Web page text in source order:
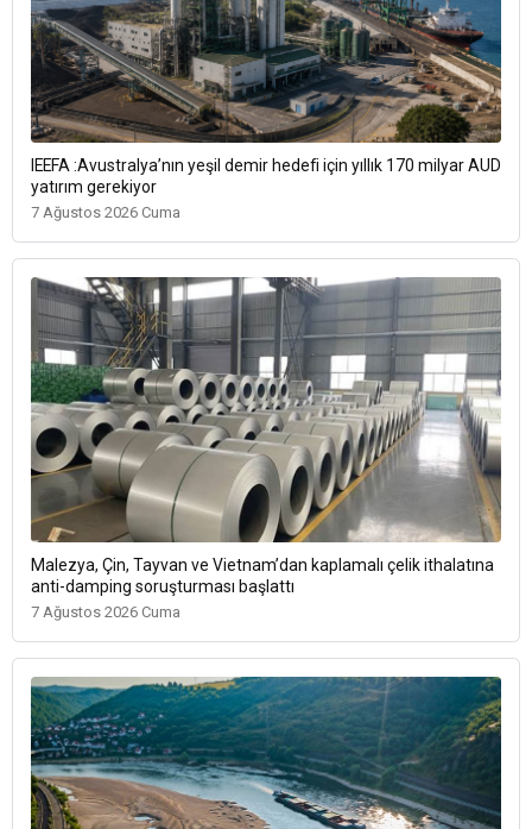
IEEFA :Avustralya’nın yeşil demir hedefi için yıllık 170 milyar AUD
yatırım gerekiyor
7 Ağustos 2026 Cuma
Malezya, Çin, Tayvan ve Vietnam’dan kaplamalı çelik ithalatına
anti-damping soruşturması başlattı
7 Ağustos 2026 Cuma